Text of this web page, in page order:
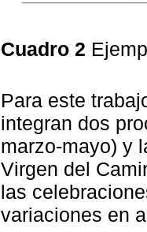
Cuadro 2
Para este
integran dos
marzo-mayo) y
Virgen del
las
variaciones en